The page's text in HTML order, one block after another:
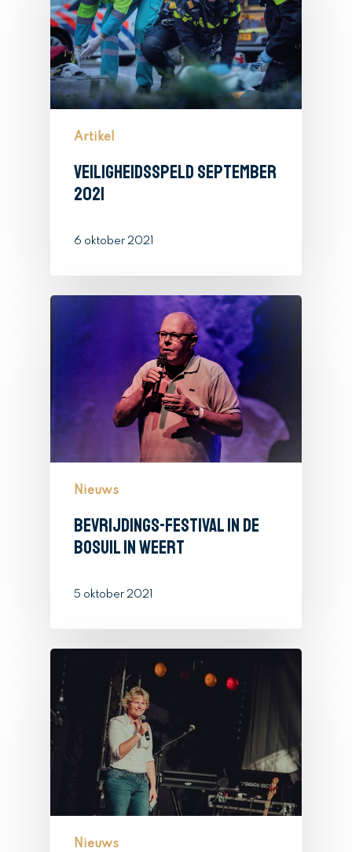
Artikel
Veiligheidsspeld september
2021
6 oktober 2021
Nieuws
Bevrijdings-festival in De
Bosuil in Weert
5 oktober 2021
Nieuws
organisaties
Aangesloten
bekijken
Aanmelden
Programma
Vacatures
Nieuws
Inloggen